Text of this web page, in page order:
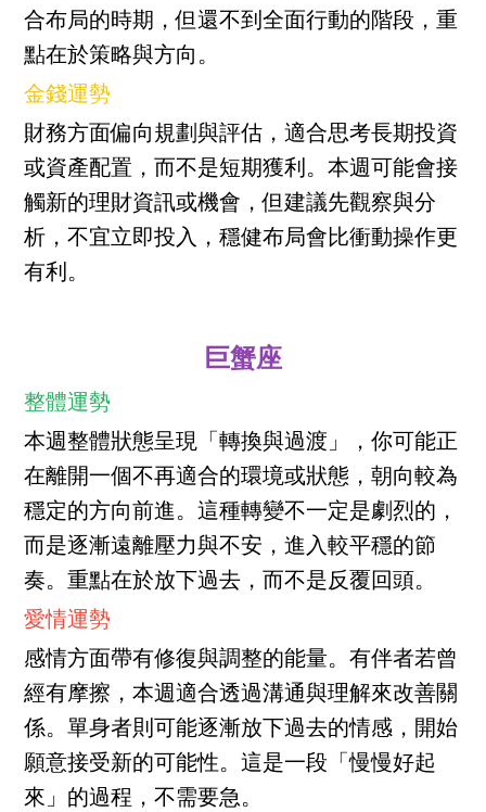
合布局的時期，但還不到全面行動的階段，重
點在於策略與方向。
金錢運勢
財務方面偏向規劃與評估，適合思考長期投資
或資產配置，而不是短期獲利。本週可能會接
觸新的理財資訊或機會，但建議先觀察與分
析，不宜立即投入，穩健布局會比衝動操作更
有利。
巨蟹座
整體運勢
本週整體狀態呈現「轉換與過渡」，你可能正
在離開一個不再適合的環境或狀態，朝向較為
穩定的方向前進。這種轉變不一定是劇烈的，
而是逐漸遠離壓力與不安，進入較平穩的節
奏。重點在於放下過去，而不是反覆回頭。
愛情運勢
感情方面帶有修復與調整的能量。有伴者若曾
經有摩擦，本週適合透過溝通與理解來改善關
係。單身者則可能逐漸放下過去的情感，開始
願意接受新的可能性。這是一段「慢慢好起
來」的過程，不需要急。